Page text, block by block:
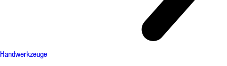
Handwerkzeuge